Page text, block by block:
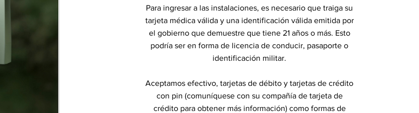
Para ingresar a las instalaciones, es necesario que traiga su
tarjeta médica válida y una identificación válida emitida por
el gobierno que demuestre que tiene 21 años o más. Esto
podría ser en forma de licencia de conducir, pasaporte o
identificación militar.
Aceptamos efectivo, tarjetas de débito y tarjetas de crédito
con pin (comuníquese con su compañía de tarjeta de
crédito para obtener más información) como formas de